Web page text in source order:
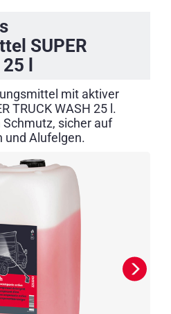
SUPER
l
mit aktiver
TRUCK WASH 25 l.
sicher auf
und Alufelgen.